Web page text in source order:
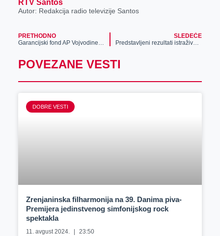
RTV Santos
Autor: Redakcija radio televizije Santos
PRETHODNO
Garancijski fond AP Vojvodine ima najpovoljnije kredite
SLEDEĆE
Predstavljeni rezultati istraživanja o bezbednosti mladih u Zrenjaninu
POVEZANE VESTI
DOBRE VESTI
Zrenjaninska filharmonija na 39. Danima piva-
Premijera jedinstvenog simfonijskog rock
spektakla
11. avgust 2024. 23:50